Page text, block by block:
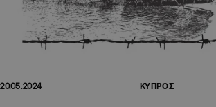
20.05.2024 ΚΥΠΡΟΣ